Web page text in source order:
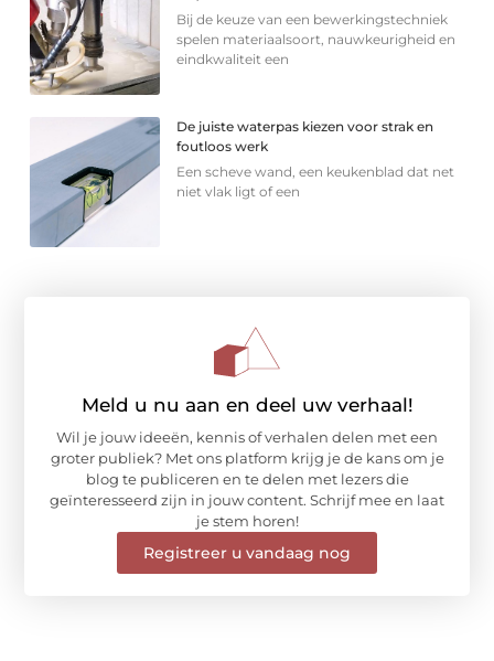
Bij de keuze van een bewerkingstechniek
spelen materiaalsoort, nauwkeurigheid en
eindkwaliteit een
De juiste waterpas kiezen voor strak en
foutloos werk
Een scheve wand, een keukenblad dat net
niet vlak ligt of een
Meld u nu aan en deel uw verhaal!
Wil je jouw ideeën, kennis of verhalen delen met een
groter publiek? Met ons platform krijg je de kans om je
blog te publiceren en te delen met lezers die
geïnteresseerd zijn in jouw content. Schrijf mee en laat
je stem horen!
Registreer u vandaag nog